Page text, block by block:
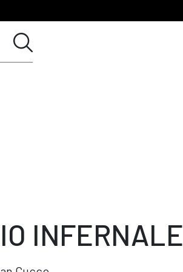
INFERNALE